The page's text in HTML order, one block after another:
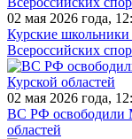
02 мая 2026 года,
Курские школьники
Всероссийских
02 мая 2026 года,
ВС РФ освободили
областей